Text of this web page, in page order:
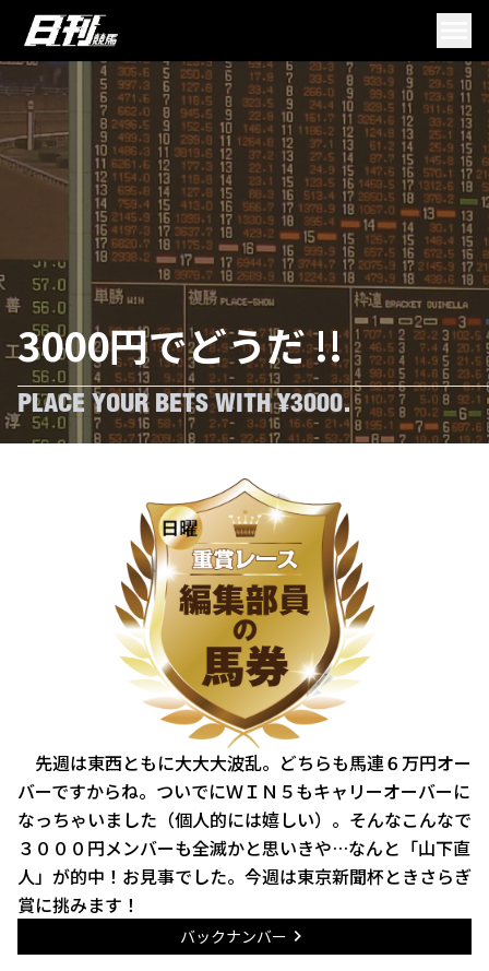
3000円でどうだ !!
PLACE YOUR BETS WITH ¥3000.
先週は東西ともに大大大波乱。どちらも馬連６万円オー
バーですからね。ついでにＷＩＮ５もキャリーオーバーに
なっちゃいました（個人的には嬉しい）。そんなこんなで
３０００円メンバーも全滅かと思いきや…なんと「山下直
人」が的中！お見事でした。今週は東京新聞杯ときさらぎ
賞に挑みます！
バックナンバー